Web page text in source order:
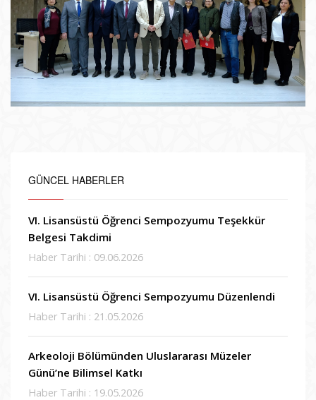
GÜNCEL HABERLER
VI. Lisansüstü Öğrenci Sempozyumu Teşekkür
Belgesi Takdimi
Haber Tarihi : 09.06.2026
VI. Lisansüstü Öğrenci Sempozyumu Düzenlendi
Haber Tarihi : 21.05.2026
Arkeoloji Bölümünden Uluslararası Müzeler
Günü’ne Bilimsel Katkı
Haber Tarihi : 19.05.2026